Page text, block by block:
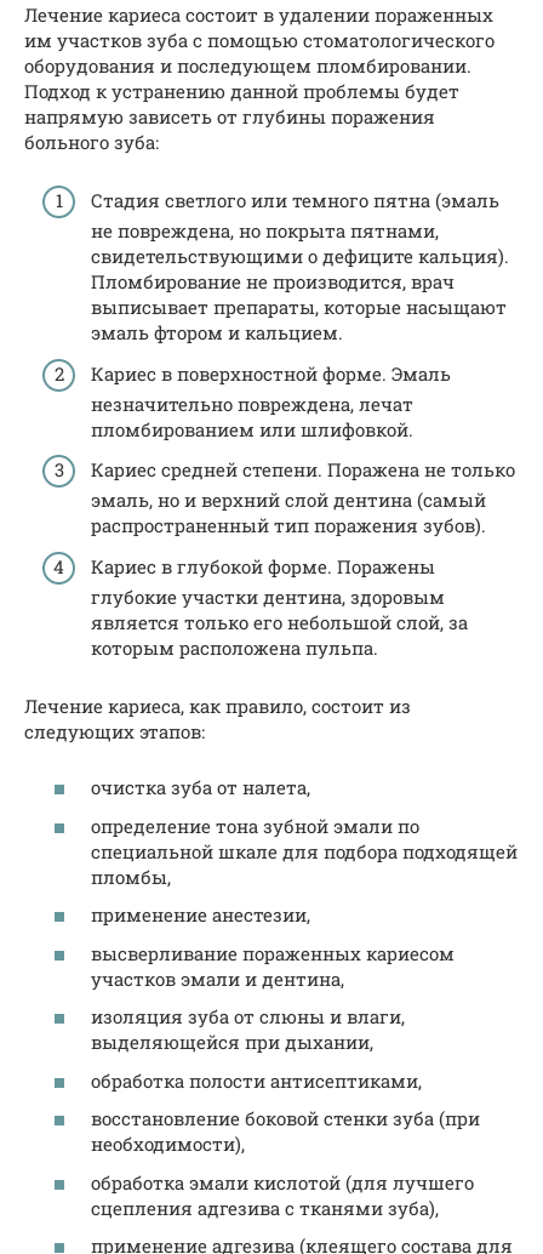
Лечение кариеса состоит в удалении пораженных
им участков зуба с помощью стоматологического
оборудования и последующем пломбировании.
Подход к устранению данной проблемы будет
напрямую зависеть от глубины поражения
больного зуба:
Стадия светлого или темного пятна (эмаль
не повреждена, но покрыта пятнами,
свидетельствующими о дефиците кальция).
Пломбирование не производится, врач
выписывает препараты, которые насыщают
эмаль фтором и кальцием.
Кариес в поверхностной форме. Эмаль
незначительно повреждена, лечат
пломбированием или шлифовкой.
Кариес средней степени. Поражена не только
эмаль, но и верхний слой дентина (самый
распространенный тип поражения зубов).
Кариес в глубокой форме. Поражены
глубокие участки дентина, здоровым
является только его небольшой слой, за
которым расположена пульпа.
Лечение кариеса, как правило, состоит из
следующих этапов:
очистка зуба от налета,
определение тона зубной эмали по
специальной шкале для подбора подходящей
пломбы,
применение анестезии,
высверливание пораженных кариесом
участков эмали и дентина,
изоляция зуба от слюны и влаги,
выделяющейся при дыхании,
обработка полости антисептиками,
восстановление боковой стенки зуба (при
необходимости),
обработка эмали кислотой (для лучшего
сцепления адгезива с тканями зуба),
применение адгезива (клеящего состава для